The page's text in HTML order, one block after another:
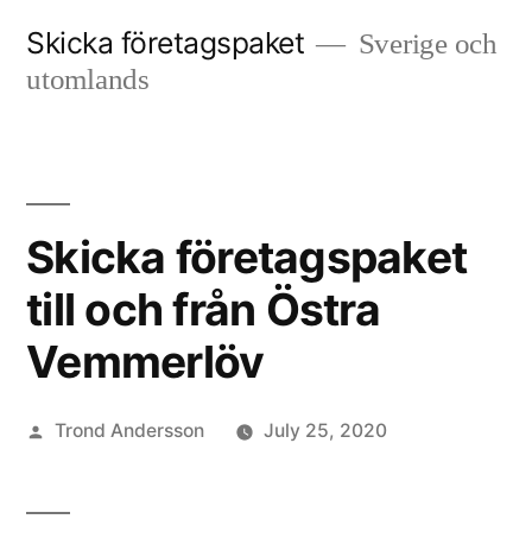
Skicka företagspaket
Sverige och
utomlands
Skicka företagspaket
till och från Östra
Vemmerlöv
Posted
Trond Andersson July 25, 2020